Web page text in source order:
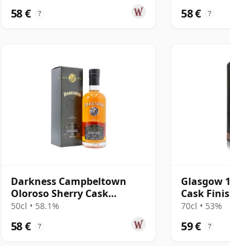
58 € ? 58 € ?
Darkness Campbeltown
Oloroso Sherry Cask
Blended Malt 6 Jahre alt
50cl • 58.1%
58 € ?
Glasgow
Cask
70cl • 53%
59 € ?